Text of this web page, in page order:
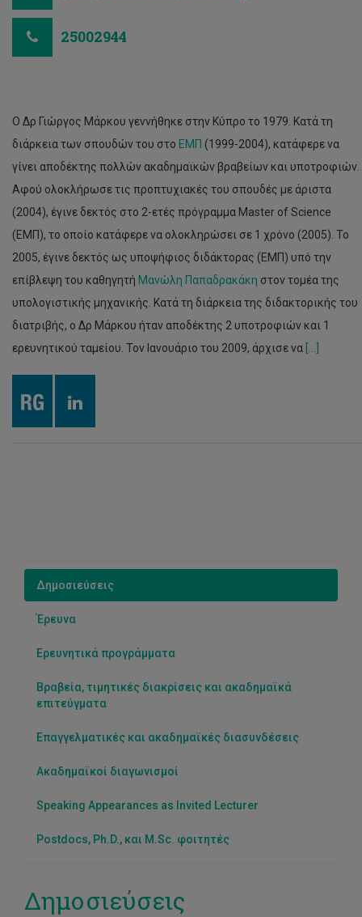
25002944
Ο Δρ Γιώργος Μάρκου γεννήθηκε στην Κύπρο το 1979. Κατά τη
διάρκεια των σπουδών του στο ΕΜΠ (1999-2004), κατάφερε να
γίνει αποδέκτης πολλών ακαδημαϊκών βραβείων και υποτροφιών.
Αφού ολοκλήρωσε τις προπτυχιακές του σπουδές με άριστα
(2004), έγινε δεκτός στο 2-ετές πρόγραμμα Master of Science
(ΕΜΠ), το οποίο κατάφερε να ολοκληρώσει σε 1 χρόνο (2005). Το
2005, έγινε δεκτός ως υποψήφιος διδάκτορας (ΕΜΠ) υπό την
επίβλεψη του καθηγητή Μανώλη Παπαδρακάκη στον τομέα της
υπολογιστικής μηχανικής. Κατά τη διάρκεια της διδακτορικής του
διατριβής, ο Δρ Μάρκου ήταν αποδέκτης 2 υποτροφιών και 1
ερευνητικού ταμείου. Τον Ιανουάριο του 2009, άρχισε να
Δημοσιεύσεις
Έρευνα
Ερευνητικά προγράμματα
Βραβεία, τιμητικές διακρίσεις και ακαδημαϊκά
επιτεύγματα
Επαγγελματικές και ακαδημαϊκές διασυνδέσεις
Ακαδημαϊκοί διαγωνισμοί
Speaking Appearances as Invited Lecturer
Postdocs, Ph.D., και M.Sc. φοιτητές
Δημοσιεύσεις